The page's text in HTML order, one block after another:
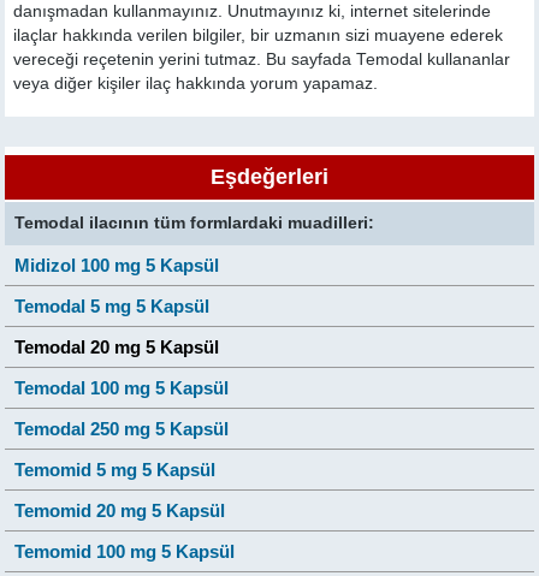
danışmadan kullanmayınız. Unutmayınız ki, internet sitelerinde
ilaçlar hakkında verilen bilgiler, bir uzmanın sizi muayene ederek
vereceği reçetenin yerini tutmaz. Bu sayfada Temodal kullananlar
veya diğer kişiler ilaç hakkında yorum yapamaz.
Eşdeğerleri
Temodal ilacının tüm formlardaki muadilleri:
Midizol 100 mg 5 Kapsül
Temodal 5 mg 5 Kapsül
Temodal 20 mg 5 Kapsül
Temodal 100 mg 5 Kapsül
Temodal 250 mg 5 Kapsül
Temomid 5 mg 5 Kapsül
Temomid 20 mg 5 Kapsül
Temomid 100 mg 5 Kapsül